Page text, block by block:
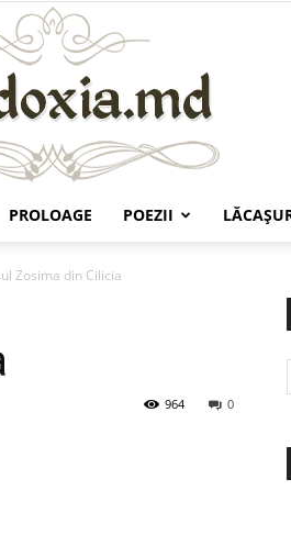
PROLOAGE POEZII
Zosima din Cilicia
0
964